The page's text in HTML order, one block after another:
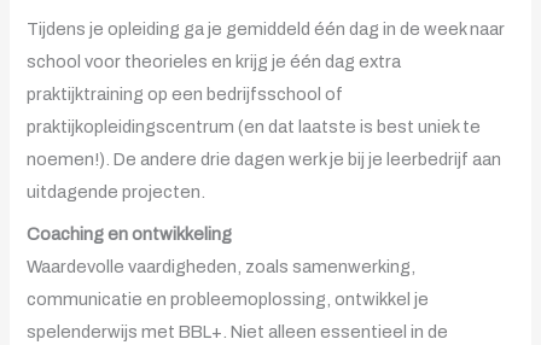
Tijdens je opleiding ga je gemiddeld één dag in de week naar
school voor theorieles en krijg je één dag extra
praktijktraining op een bedrijfsschool of
praktijkopleidingscentrum (en dat laatste is best uniek te
noemen!). De andere drie dagen werk je bij je leerbedrijf aan
uitdagende projecten.
Coaching en ontwikkeling
Waardevolle vaardigheden, zoals samenwerking,
communicatie en probleemoplossing, ontwikkel je
spelenderwijs met BBL+. Niet alleen essentieel in de